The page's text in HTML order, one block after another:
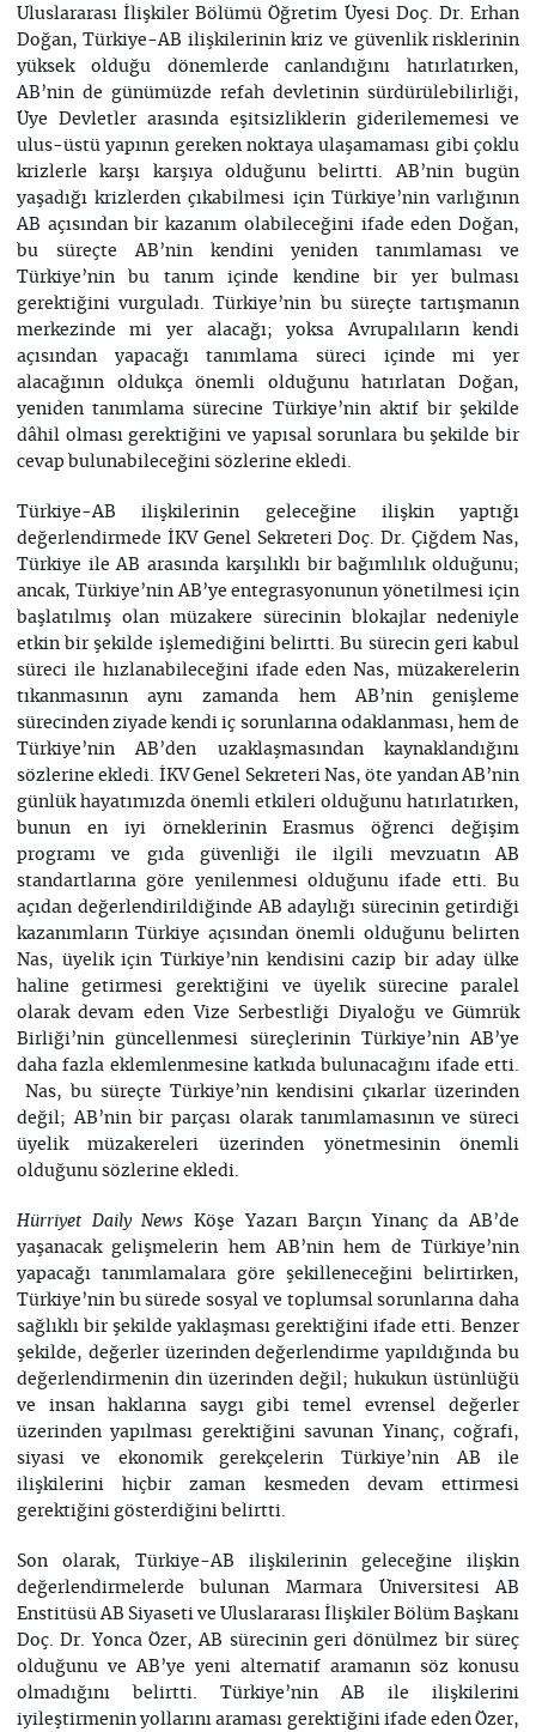
Uluslararası İlişkiler Bölümü Öğretim Üyesi Doç. Dr. Erhan
Doğan, Türkiye-AB ilişkilerinin kriz ve güvenlik risklerinin
yüksek olduğu dönemlerde canlandığını hatırlatırken,
AB’nin de günümüzde refah devletinin sürdürülebilirliği,
Üye Devletler arasında eşitsizliklerin giderilememesi ve
ulus-üstü yapının gereken noktaya ulaşamaması gibi çoklu
krizlerle karşı karşıya olduğunu belirtti. AB’nin bugün
yaşadığı krizlerden çıkabilmesi için Türkiye’nin varlığının
AB açısından bir kazanım olabileceğini ifade eden Doğan,
bu süreçte AB’nin kendini yeniden tanımlaması ve
Türkiye’nin bu tanım içinde kendine bir yer bulması
gerektiğini vurguladı. Türkiye’nin bu süreçte tartışmanın
merkezinde mi yer alacağı; yoksa Avrupalıların kendi
açısından yapacağı tanımlama süreci içinde mi yer
alacağının oldukça önemli olduğunu hatırlatan Doğan,
yeniden tanımlama sürecine Türkiye’nin aktif bir şekilde
dâhil olması gerektiğini ve yapısal sorunlara bu şekilde bir
cevap bulunabileceğini sözlerine ekledi.
Türkiye-AB ilişkilerinin geleceğine ilişkin yaptığı
değerlendirmede İKV Genel Sekreteri Doç. Dr. Çiğdem Nas,
Türkiye ile AB arasında karşılıklı bir bağımlılık olduğunu;
ancak, Türkiye’nin AB’ye entegrasyonunun yönetilmesi için
başlatılmış olan müzakere sürecinin blokajlar nedeniyle
etkin bir şekilde işlemediğini belirtti. Bu sürecin geri kabul
süreci ile hızlanabileceğini ifade eden Nas, müzakerelerin
tıkanmasının aynı zamanda hem AB’nin genişleme
sürecinden ziyade kendi iç sorunlarına odaklanması, hem de
Türkiye’nin AB’den uzaklaşmasından kaynaklandığını
sözlerine ekledi. İKV Genel Sekreteri Nas, öte yandan AB’nin
günlük hayatımızda önemli etkileri olduğunu hatırlatırken,
bunun en iyi örneklerinin Erasmus öğrenci değişim
programı ve gıda güvenliği ile ilgili mevzuatın AB
standartlarına göre yenilenmesi olduğunu ifade etti. Bu
açıdan değerlendirildiğinde AB adaylığı sürecinin getirdiği
kazanımların Türkiye açısından önemli olduğunu belirten
Nas, üyelik için Türkiye’nin kendisini cazip bir aday ülke
haline getirmesi gerektiğini ve üyelik sürecine paralel
olarak devam eden Vize Serbestliği Diyaloğu ve Gümrük
Birliği’nin güncellenmesi süreçlerinin Türkiye’nin AB’ye
daha fazla eklemlenmesine katkıda bulunacağını ifade etti.
Nas, bu süreçte Türkiye’nin kendisini çıkarlar üzerinden
değil; AB’nin bir parçası olarak tanımlamasının ve süreci
üyelik müzakereleri üzerinden yönetmesinin önemli
olduğunu sözlerine ekledi.
Hürriyet Daily News Köşe Yazarı Barçın Yinanç da AB’de
yaşanacak gelişmelerin hem AB’nin hem de Türkiye’nin
yapacağı tanımlamalara göre şekilleneceğini belirtirken,
Türkiye’nin bu sürede sosyal ve toplumsal sorunlarına daha
sağlıklı bir şekilde yaklaşması gerektiğini ifade etti. Benzer
şekilde, değerler üzerinden değerlendirme yapıldığında bu
değerlendirmenin din üzerinden değil; hukukun üstünlüğü
ve insan haklarına saygı gibi temel evrensel değerler
üzerinden yapılması gerektiğini savunan Yinanç, coğrafi,
siyasi ve ekonomik gerekçelerin Türkiye’nin AB ile
ilişkilerini hiçbir zaman kesmeden devam ettirmesi
gerektiğini gösterdiğini belirtti.
Son olarak, Türkiye-AB ilişkilerinin geleceğine ilişkin
değerlendirmelerde bulunan Marmara Üniversitesi AB
Enstitüsü AB Siyaseti ve Uluslararası İlişkiler Bölüm Başkanı
Doç. Dr. Yonca Özer, AB sürecinin geri dönülmez bir süreç
olduğunu ve AB’ye yeni alternatif aramanın söz konusu
olmadığını belirtti. Türkiye’nin AB ile ilişkilerini
iyileştirmenin yollarını araması gerektiğini ifade eden Özer,